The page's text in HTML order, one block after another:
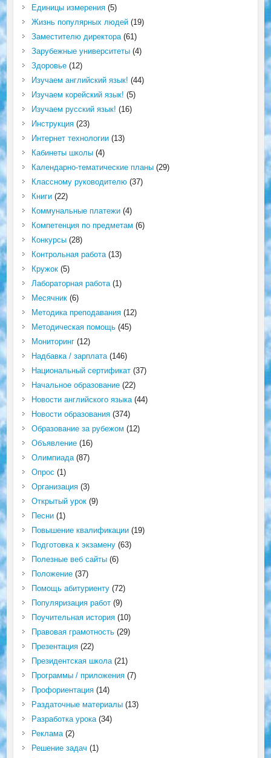
Единицы измерения(5)
Жизнь популярных людей(19)
Заместителю директора(61)
Зарубежные университеты(4)
Здоровье(12)
Изучаем английский язык! (44)
Изучаем корейский язык! (5)
Изучаем русский язык! (16)
Инструкция(23)
Интернет технологии(13)
Кабинеты школы(4)
Календарно-тематические планы(29)
Классному руководителю(37)
Книги(22)
Коммунальные платежи(4)
Компетенция по предметам (6)
Конкурсы(28)
Контрольная работа(13)
Кружок(5)
Лабораторная работа(1)
Месячник(6)
Методика преподавания(12)
Методическая помощь(45)
Мониторинг(12)
Надбавка / зарплата(146)
Национальный сертификат(37)
Начальное образование(22)
Новости английского языка(44)
Новости образования(374)
Образование за рубежом (12)
Объявление(16)
Олимпиада(87)
Опрос (1)
Организация(3)
Открытый урок(9)
Песни(1)
Повышение квалификации(19)
Подготовка к экзамену(63)
Полезные веб сайты(6)
Положение(37)
Помощь абитуриенту(72)
Популяризация работ(9)
Поучительная история(10)
Правовая грамотность(29)
Презентация(22)
Президентская школа(21)
Программы / приложения(7)
Профориентация(14)
Раздаточные материалы(13)
Разработка урока(34)
Реклама(2)
Решение задач (1)